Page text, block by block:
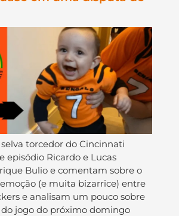
torcedor do Cincinnati
episódio Ricardo e Lucas
Bulio e comentam sobre o
(e muita bizarrice) entre
e analisam um pouco sobre
jogo do próximo domingo